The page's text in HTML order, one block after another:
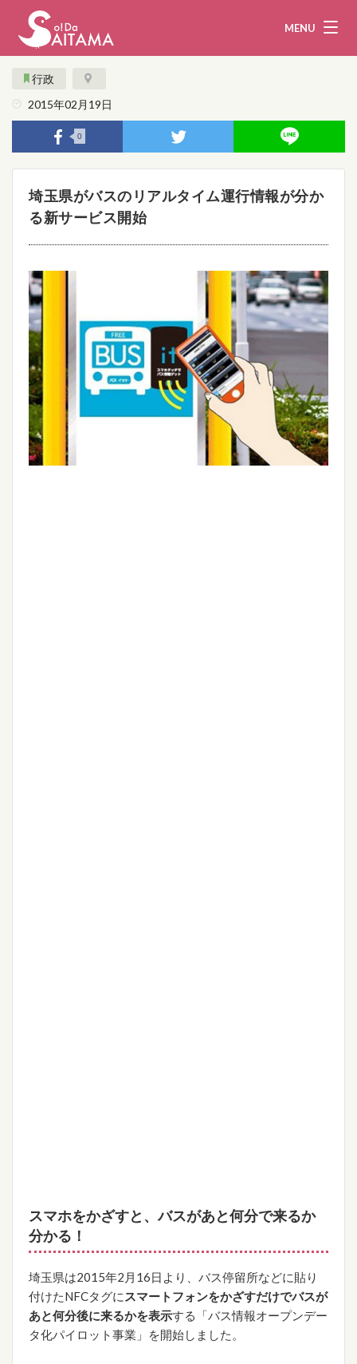
MENU
娯楽・観光
企業・団体 教育・医療
行政 まとめ！
地域から探す
お問い合わせ
運営団体 ライター
行政
2015年02月19日
0
埼玉県がバスのリアルタイム運行情報が分か
る新サービス開始
スマホをかざすと、バスがあと何分で来るか
分かる！
埼玉県は2015年2月16日より、バス停留所などに貼り
付けたNFCタグに スマートフォンをかざすだけでバスが
あと何分後に来るかを表示する「バス情報オープンデー
タ化パイロット事業」を開始しました。